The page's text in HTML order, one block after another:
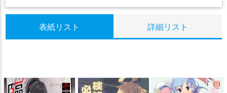
表紙リスト 詳細リスト